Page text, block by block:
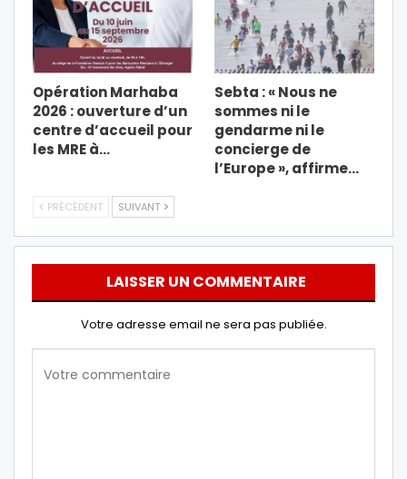
Opération Marhaba
2026 : ouverture d’un
centre d’accueil pour
les MRE à…
Sebta : « Nous ne
sommes ni le
gendarme ni le
concierge de
l’Europe », affirme…
PRÉCÉDENT SUIVANT
LAISSER UN COMMENTAIRE
Votre adresse email ne sera pas publiée.